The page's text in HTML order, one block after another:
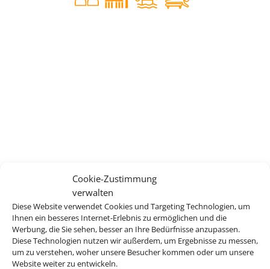
Cookie-Zustimmung
verwalten
Diese Website verwendet Cookies und Targeting Technologien, um
Ihnen ein besseres Internet-Erlebnis zu ermöglichen und die
Werbung, die Sie sehen, besser an Ihre Bedürfnisse anzupassen.
Diese Technologien nutzen wir außerdem, um Ergebnisse zu messen,
um zu verstehen, woher unsere Besucher kommen oder um unsere
Website weiter zu entwickeln.